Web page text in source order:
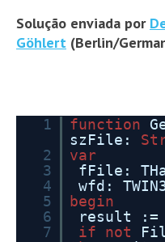
Solução enviada por
Göhlert (Berlin/
1 function
szFile:
2
var
3
fFile:
4
wfd:
5
begin
6
result :=
7
if not